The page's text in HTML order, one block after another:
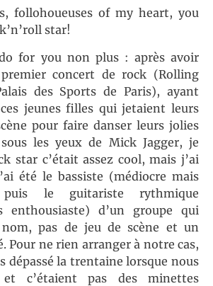
follohoueuses of my heart, you
star!
for you non plus : après avoir
concert de rock (Rolling
des Sports de Paris), ayant
jeunes filles qui jetaient leurs
pour faire danser leurs jolies
les yeux de Mick Jagger, je
star c’était assez cool, mais j’ai
été le bassiste (médiocre mais
puis le guitariste rythmique
enthousiaste) d’un groupe qui
pas de jeu de scène et un
Pour ne rien arranger à notre cas,
dépassé la trentaine lorsque nous
c’étaient pas des minettes